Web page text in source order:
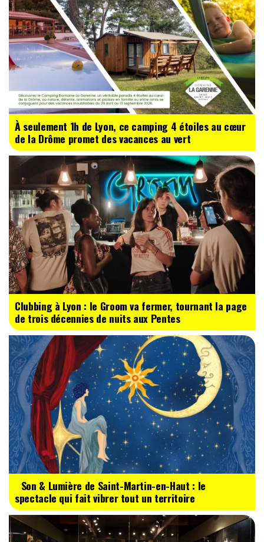
À seulement 1h de Lyon, ce camping 4 étoiles au cœur
de la Drôme promet des vacances au vert
Clubbing à Lyon : le Groom va fermer, tournant la page
de trois décennies de nuits aux Pentes
Son & Lumière de Saint-Martin-en-Haut : le
spectacle qui fait vibrer tout un territoire